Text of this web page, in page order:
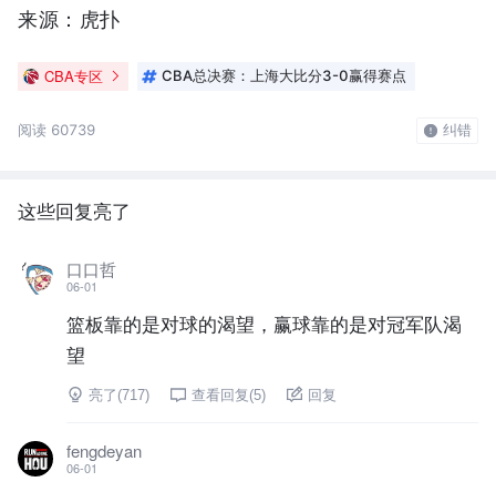
来源：虎扑
CBA专区 CBA总决赛：上海大比分3-0赢得赛点
阅读 60739 纠错
这些回复亮了
口口哲
06-01
篮板靠的是对球的渴望，赢球靠的是对冠军队渴
望
亮了(717) 查看回复(5) 回复
fengdeyan
06-01